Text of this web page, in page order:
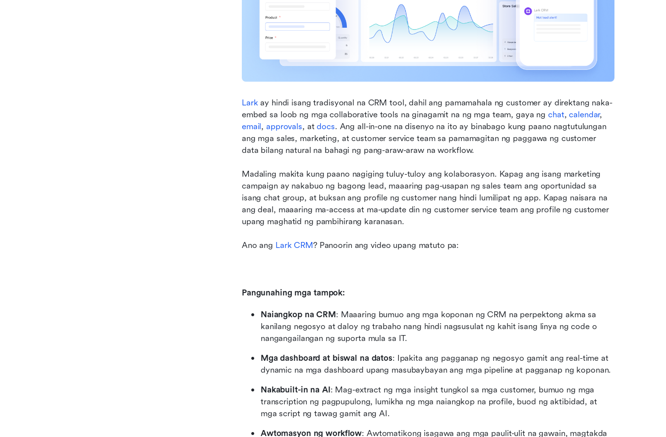
Lark ay hindi isang tradisyonal na CRM tool, dahil ang pamamahala ng customer ay direktang naka-
embed sa loob ng mga collaborative tools na ginagamit na ng mga team, gaya ng chat, calendar
email, approvals, at docs. Ang all-in-one na disenyo na ito ay binabago kung paano nagtutulungan
ang mga sales, marketing, at customer service team sa pamamagitan ng paggawa ng customer
data bilang natural na bahagi ng pang-araw-araw na workflow.
Madaling makita kung paano nagiging tuluy-tuloy ang kolaborasyon. Kapag ang isang marketing
campaign ay nakabuo ng bagong lead, maaaring pag-usapan ng sales team ang oportunidad sa
isang chat group, at buksan ang profile ng customer nang hindi lumilipat ng app. Kapag naisara na
ang deal, maaaring ma-access at ma-update din ng customer service team ang profile ng customer
upang maghatid ng pambihirang karanasan.
Ano ang Lark CRM? Panoorin ang video upang matuto pa:
Pangunahing mga tampok:
Naiangkop na CRM: Maaaring bumuo ang mga koponan ng CRM na perpektong akma sa
kanilang negosyo at daloy ng trabaho nang hindi nagsusulat ng kahit isang linya ng code o
nangangailangan ng suporta mula sa IT.
Mga dashboard at biswal na datos: Ipakita ang pagganap ng negosyo gamit ang real-time at
dynamic na mga dashboard upang masubaybayan ang mga pipeline at pagganap ng koponan.
Nakabuilt-in na AI: Mag-extract ng mga insight tungkol sa mga customer, bumuo ng mga
transcription ng pagpupulong, lumikha ng mga naiangkop na profile, buod ng aktibidad, at
mga script ng tawag gamit ang AI.
Awtomasyon ng workflow: Awtomatikong isagawa ang mga paulit-ulit na gawain, magtakda